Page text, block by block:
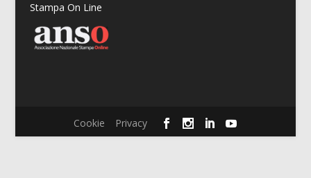
Stampa On Line
Cookie Privacy